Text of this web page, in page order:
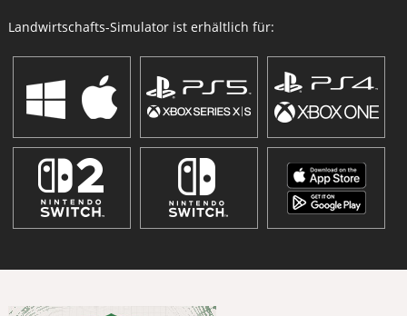
Landwirtschafts-Simulator ist erhältlich für: